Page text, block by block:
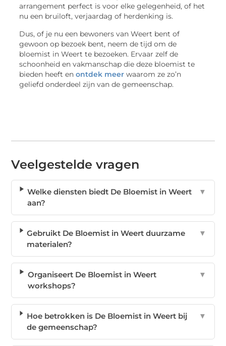
arrangement perfect is voor elke gelegenheid, of het
nu een bruiloft, verjaardag of herdenking is.
Dus, of je nu een bewoners van Weert bent of
gewoon op bezoek bent, neem de tijd om de
bloemist in Weert te bezoeken. Ervaar zelf de
schoonheid en vakmanschap die deze bloemist te
bieden heeft enontdek meer waarom ze zo’n
geliefd onderdeel zijn van de gemeenschap.
Veelgestelde vragen
Welke diensten biedt De Bloemist in Weert
aan?
▼
Gebruikt De Bloemist in Weert duurzame
materialen?
▼
Organiseert De Bloemist in Weert
workshops?
▼
Hoe betrokken is De Bloemist in Weert bij
de gemeenschap?
▼